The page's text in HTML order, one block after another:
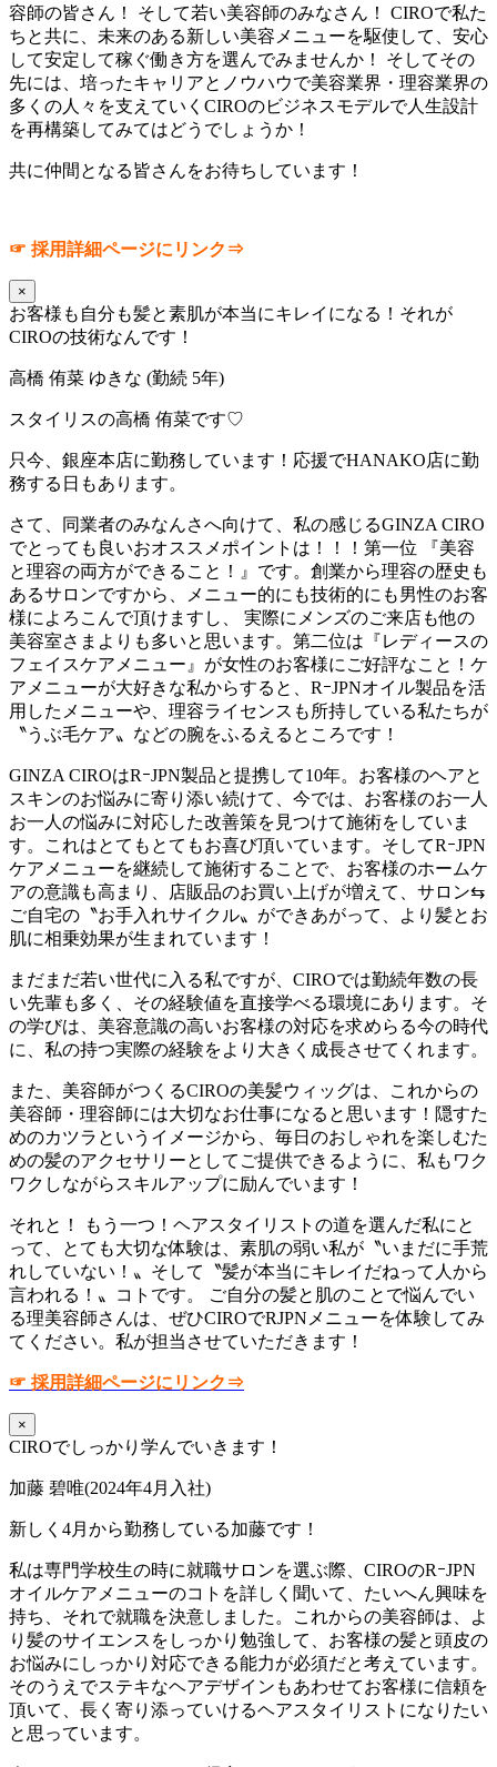
容師の皆さん！ そして若い美容師のみなさん！ CIROで私た
ちと共に、未来のある新しい美容メニューを駆使して、安心
して安定して稼ぐ働き方を選んでみませんか！ そしてその
先には、培ったキャリアとノウハウで美容業界・理容業界の
多くの人々を支えていくCIROのビジネスモデルで人生設計
を再構築してみてはどうでしょうか！
共に仲間となる皆さんをお待ちしています！
☞ 採用詳細ページにリンク⇒
×
お客様も自分も髪と素肌が本当にキレイになる！それが
CIROの技術なんです！
高橋 侑菜 ゆきな (勤続 5年)
スタイリスの高橋 侑菜です♡
只今、銀座本店に勤務しています！応援でHANAKO店に勤
務する日もあります。
さて、同業者のみなんさへ向けて、私の感じるGINZA CIRO
でとっても良いおオススメポイントは！！！第一位 『美容
と理容の両方ができること！』です。創業から理容の歴史も
あるサロンですから、メニュー的にも技術的にも男性のお客
様によろこんで頂けますし、 実際にメンズのご来店も他の
美容室さまよりも多いと思います。第二位は『レディースの
フェイスケアメニュー』が女性のお客様にご好評なこと！ケ
アメニューが大好きな私からすると、RｰJPNオイル製品を活
用したメニューや、理容ライセンスも所持している私たちが
〝うぶ毛ケア〟などの腕をふるえるところです！
GINZA CIROはRｰJPN製品と提携して10年。お客様のヘアと
スキンのお悩みに寄り添い続けて、今では、お客様のお一人
お一人の悩みに対応した改善策を見つけて施術をしていま
す。これはとてもとてもお喜び頂いています。そしてRｰJPN
ケアメニューを継続して施術することで、お客様のホームケ
アの意識も高まり、店販品のお買い上げが増えて、サロン⇆
ご自宅の〝お手入れサイクル〟ができあがって、より髪とお
肌に相乗効果が生まれています！
まだまだ若い世代に入る私ですが、CIROでは勤続年数の長
い先輩も多く、その経験値を直接学べる環境にあります。そ
の学びは、美容意識の高いお客様の対応を求めらる今の時代
に、私の持つ実際の経験をより大きく成長させてくれます。
また、美容師がつくるCIROの美髪ウィッグは、これからの
美容師・理容師には大切なお仕事になると思います！隠すた
めのカツラというイメージから、毎日のおしゃれを楽しむた
めの髪のアクセサリーとしてご提供できるように、私もワク
ワクしながらスキルアップに励んでいます！
それと！ もう一つ！ヘアスタイリストの道を選んだ私にと
って、とても大切な体験は、素肌の弱い私が〝いまだに手荒
れしていない！〟そして〝髪が本当にキレイだねって人から
言われる！〟コトです。 ご自分の髪と肌のことで悩んでい
る理美容師さんは、ぜひCIROでRJPNメニューを体験してみ
てください。私が担当させていただきます！
☞ 採用詳細ページにリンク⇒
×
CIROでしっかり学んでいきます！
加藤 碧唯(2024年4月入社)
新しく4月から勤務している加藤です！
私は専門学校生の時に就職サロンを選ぶ際、CIROのRｰJPN
オイルケアメニューのコトを詳しく聞いて、たいへん興味を
持ち、それで就職を決意しました。これからの美容師は、よ
り髪のサイエンスをしっかり勉強して、お客様の髪と頭皮の
お悩みにしっかり対応できる能力が必須だと考えています。
そのうえでステキなヘアデザインもあわせてお客様に信頼を
頂いて、長く寄り添っていけるヘアスタイリストになりたい
と思っています。